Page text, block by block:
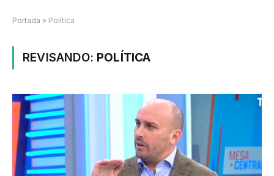
Portada » Política
REVISANDO: POLÍTICA